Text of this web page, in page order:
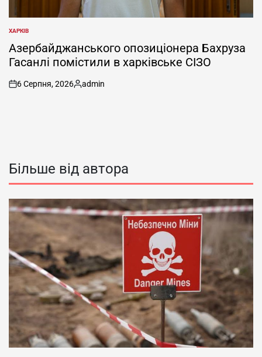
ОПУБЛІКУВАТИ
ХАРКІВ
Азербайджанського опозиціонера Бахруза
Гасанлі помістили в харківське СІЗО
on
6 Серпня, 2026
Опубліковано
admin
Більше від автора